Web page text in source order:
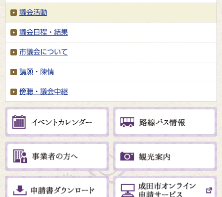
議会活動
議会日程・結果
市議会について
請願・陳情
傍聴・議会中継